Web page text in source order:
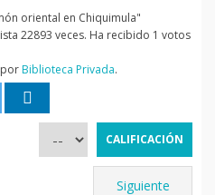
oriental en Chiquimula"
22893 veces. Ha recibido 1 votos
Biblioteca Privada.
Siguiente